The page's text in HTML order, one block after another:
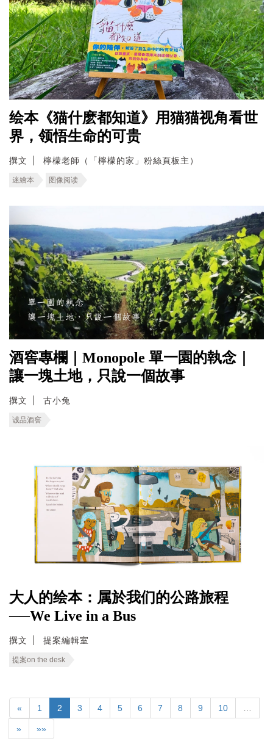
绘本《猫什麽都知道》用猫猫视角看世
界，领悟生命的可贵
撰文 檸檬老師（「檸檬的家」粉絲頁板主）
迷繪本 图像阅读
酒窖專欄｜Monopole 單一園的執念｜
讓一塊土地，只說一個故事
撰文 古小兔
诚品酒窖
大人的绘本：属於我们的公路旅程
──We Live in a Bus
撰文 提案編輯室
提案on the desk
« 1 2 3 4 5 6 7 8 9 10
» »»